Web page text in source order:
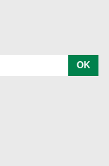
OK